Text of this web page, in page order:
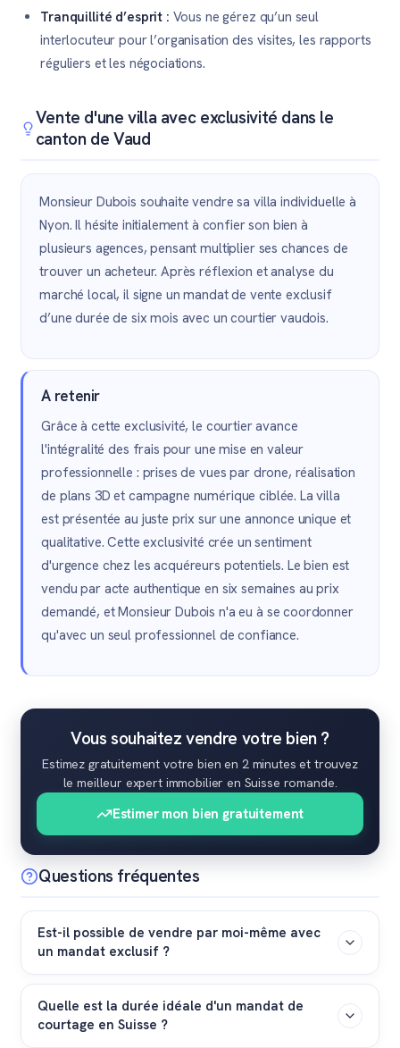
Tranquillité d’esprit : Vous ne gérez qu’un seul
interlocuteur pour l’organisation des visites, les rapports
réguliers et les négociations.
Vente d'une villa avec exclusivité dans le
canton de Vaud
Monsieur Dubois souhaite vendre sa villa individuelle à
Nyon. Il hésite initialement à confier son bien à
plusieurs agences, pensant multiplier ses chances de
trouver un acheteur. Après réflexion et analyse du
marché local, il signe un mandat de vente exclusif
d’une durée de six mois avec un courtier vaudois.
A retenir
Grâce à cette exclusivité, le courtier avance
l'intégralité des frais pour une mise en valeur
professionnelle : prises de vues par drone, réalisation
de plans 3D et campagne numérique ciblée. La villa
est présentée au juste prix sur une annonce unique et
qualitative. Cette exclusivité crée un sentiment
d'urgence chez les acquéreurs potentiels. Le bien est
vendu par acte authentique en six semaines au prix
demandé, et Monsieur Dubois n'a eu à se coordonner
qu'avec un seul professionnel de confiance.
Vous souhaitez vendre votre bien ?
Estimez gratuitement votre bien en 2 minutes et trouvez
le meilleur expert immobilier en Suisse romande.
Estimer mon bien gratuitement
Questions fréquentes
Est-il possible de vendre par moi-même avec
un mandat exclusif ?
Cela dépend des clauses rédigées dans votre contrat.
En principe, le mandat exclusif standard interdit au
vendeur de trouver un acheteur par ses propres
Quelle est la durée idéale d'un mandat de
courtage en Suisse ?